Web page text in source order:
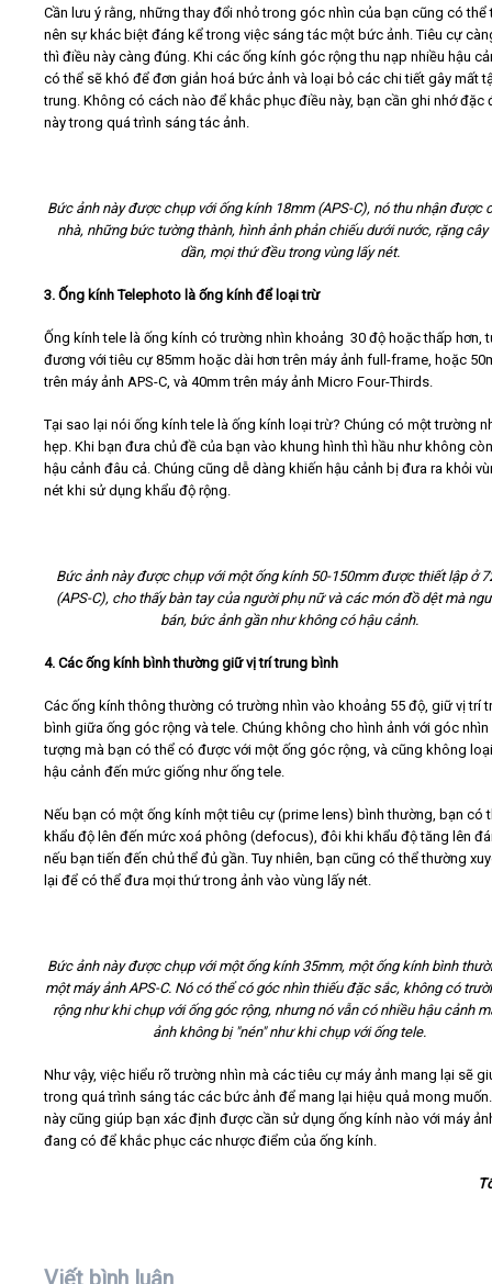
Cần lưu ý rằng, những thay đổi nhỏ trong góc nhìn của bạn cũng có thể
nên sự khác biệt đáng kể trong việc sáng tác một bức ảnh. Tiêu cự
thì điều này càng đúng. Khi các ống kính góc rộng thu nạp nhiều hậu
có thể sẽ khó để đơn giản hoá bức ảnh và loại bỏ các chi tiết gây mất
trung. Không có cách nào để khắc phục điều này, bạn cần ghi nhớ đặc
này trong quá trình sáng tác ảnh.
Bức ảnh này được chụp với ống kính 18mm (APS-C), nó thu nhận được
nhà, những bức tường thành, hình ảnh phản chiếu dưới nước, rặng cây
dần, mọi thứ đều trong vùng lấy nét.
3. Ống kính Telephoto là ống kính để loại trừ
Ống kính tele là ống kính có trường nhìn khoảng 30 độ hoặc thấp hơn,
đương với tiêu cự 85mm hoặc dài hơn trên máy ảnh full-frame, hoặc
trên máy ảnh APS-C, và 40mm trên máy ảnh Micro Four-Thirds.
Tại sao lại nói ống kính tele là ống kính loại trừ? Chúng có một trường
hẹp. Khi bạn đưa chủ đề của bạn vào khung hình thì hầu như không
hậu cảnh đâu cả. Chúng cũng dễ dàng khiến hậu cảnh bị đưa ra khỏi
nét khi sử dụng khẩu độ rộng.
Bức ảnh này được chụp với một ống kính 50-150mm được thiết lập ở
(APS-C), cho thấy bàn tay của người phụ nữ và các món đồ dệt mà
bán, bức ảnh gần như không có hậu cảnh.
4. Các ống kính bình thường giữ vị trí trung bình
Các ống kính thông thường có trường nhìn vào khoảng 55 độ, giữ vị trí
bình giữa ống góc rộng và tele. Chúng không cho hình ảnh với góc nhìn
tượng mà bạn có thể có được với một ống góc rộng, và cũng không
hậu cảnh đến mức giống như ống tele.
Nếu bạn có một ống kính một tiêu cự (prime lens) bình thường, bạn có
khẩu độ lên đến mức xoá phông (defocus), đôi khi khẩu độ tăng lên
nếu bạn tiến đến chủ thể đủ gần. Tuy nhiên, bạn cũng có thể thường
lại để có thể đưa mọi thứ trong ảnh vào vùng lấy nét.
Bức ảnh này được chụp với một ống kính 35mm, một ống kính bình
một máy ảnh APS-C. Nó có thể có góc nhìn thiếu đặc sắc, không có
rộng như khi chụp với ống góc rộng, nhưng nó vẫn có nhiều hậu cảnh
ảnh không bị "nén" như khi chụp với ống tele.
Như vậy, việc hiểu rõ trường nhìn mà các tiêu cự máy ảnh mang lại sẽ
trong quá trình sáng tác các bức ảnh để mang lại hiệu quả mong
này cũng giúp bạn xác định được cần sử dụng ống kính nào với máy
đang có để khắc phục các nhược điểm của ống kính.